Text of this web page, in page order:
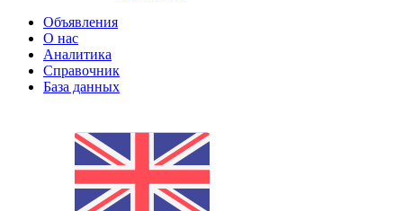
Объявления
О нас
Аналитика
Справочник
База данных